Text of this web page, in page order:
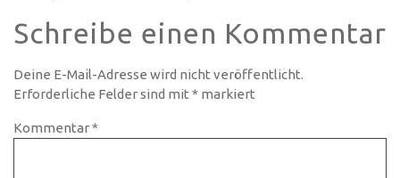
Schreibe einen Kommentar
Deine E-Mail-Adresse wird nicht veröffentlicht.
Erforderliche Felder sind mit * markiert
Kommentar*